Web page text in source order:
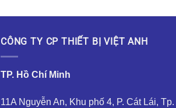
CÔNG TY CP THIẾT BỊ VIỆT ANH
TP. Hồ Chí Minh
11A Nguyễn An, Khu phố 4, P. Cát Lái, Tp.